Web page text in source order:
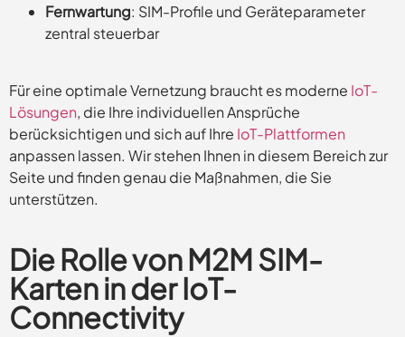
Fernwartung: SIM-Profile und Geräteparameter
zentral steuerbar
Für eine optimale Vernetzung braucht es moderne IoT-
Lösungen, die Ihre individuellen Ansprüche
berücksichtigen und sich auf Ihre IoT-Plattformen
anpassen lassen. Wir stehen Ihnen in diesem Bereich zur
Seite und finden genau die Maßnahmen, die Sie
unterstützen.
Die Rolle von M2M SIM-
Karten in der IoT-
Connectivity